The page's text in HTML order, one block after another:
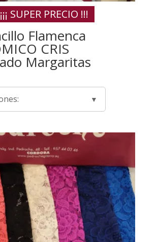
¡¡¡ SUPER PRECIO !!!
Flamenca
CRIS
Margaritas